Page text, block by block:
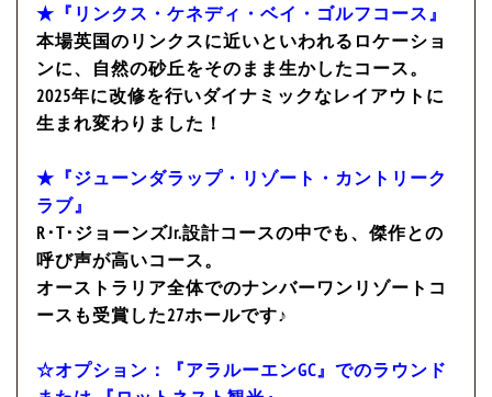
★『リンクス・ケネディ・ベイ・ゴルフコース』
本場英国のリンクスに近いといわれるロケーショ
ンに、自然の砂丘をそのまま生かしたコース。
2025年に改修を行いダイナミックなレイアウトに
生まれ変わりました！
★『ジューンダラップ・リゾート・カントリーク
ラブ』
R･T･ジョーンズJr.設計コースの中でも、傑作との
呼び声が高いコース。
オーストラリア全体でのナンバーワンリゾートコ
ースも受賞した27ホールです♪
☆オプション：『アラルーエンGC』でのラウンド